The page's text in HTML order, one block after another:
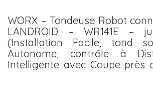
WORX – Tondeuse Robot
LANDROID – WR141E –
(Installation Facile, tond
Autonome, contrôle à
Intelligente avec Coupe près